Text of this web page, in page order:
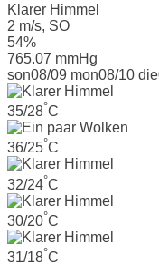
Klarer Himmel
2 m/s, SO
54%
765.07 mmHg
son08/09 mon08/10 die
35/28°C
36/25°C
32/24°C
30/20°C
31/18°C